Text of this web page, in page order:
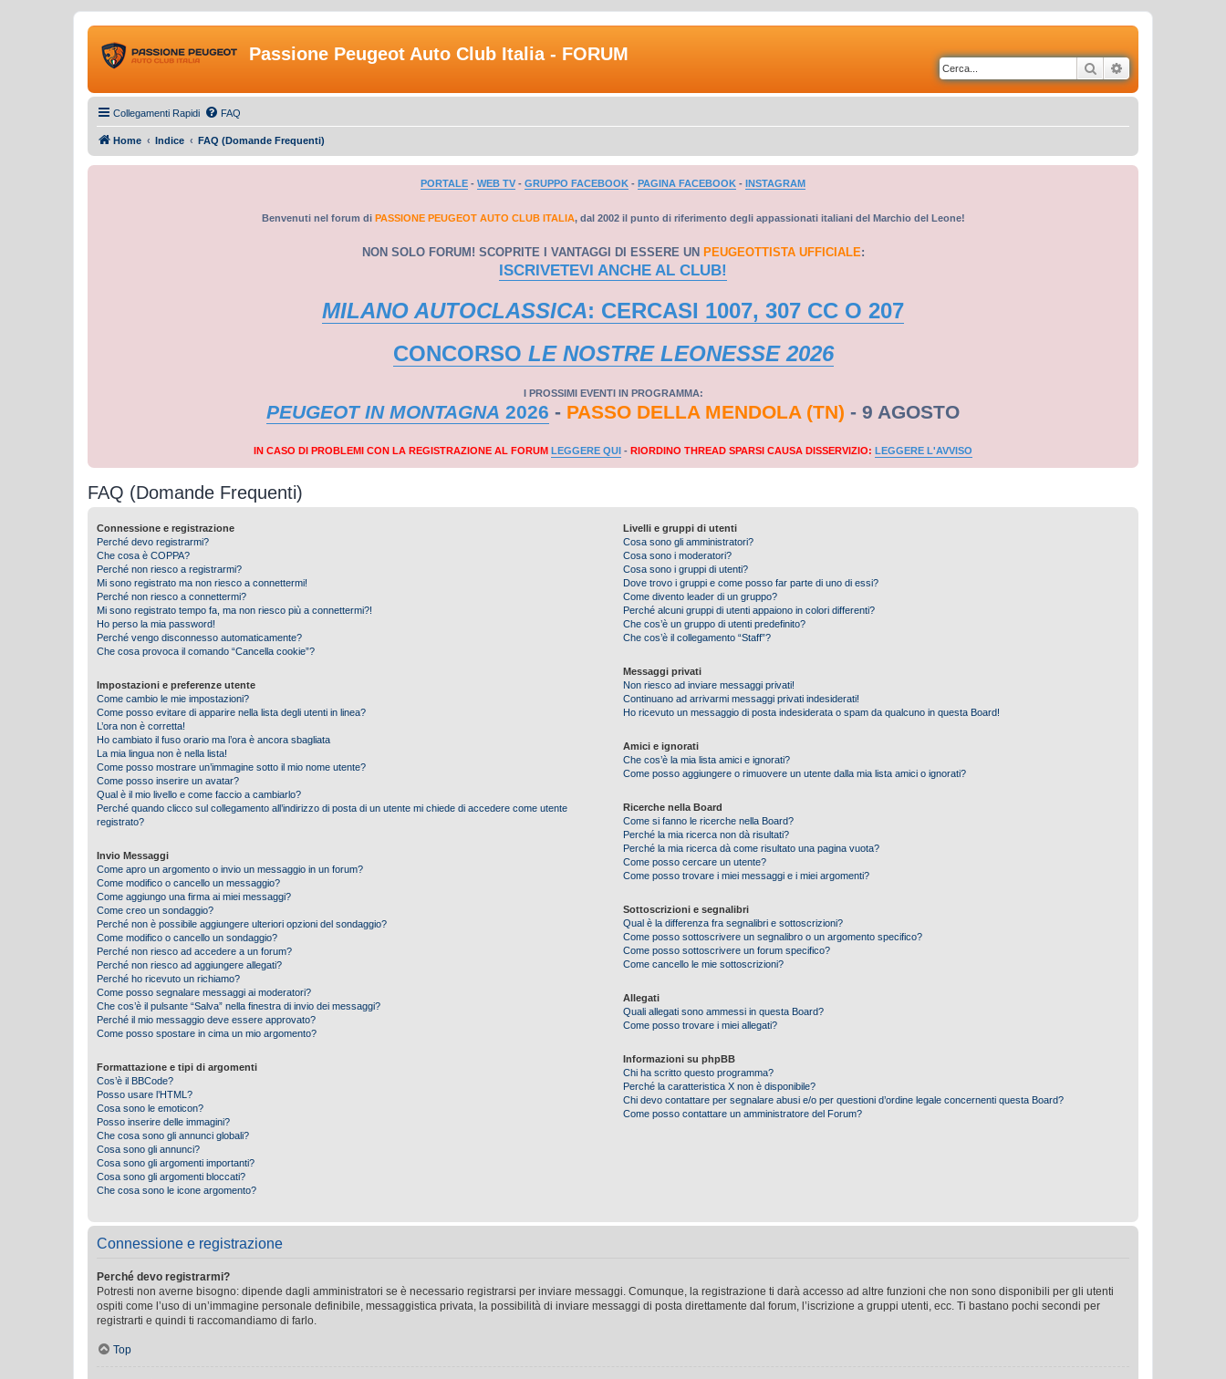
Passione Peugeot Auto Club Italia - FORUM
Cerca
Collegamenti Rapidi FAQ
Home Indice FAQ (Domande Frequenti)
PORTALE - WEB TV - GRUPPO FACEBOOK - PAGINA FACEBOOK - INSTAGRAM
Benvenuti nel forum di PASSIONE PEUGEOT AUTO CLUB ITALIA, dal 2002 il punto di riferimento degli appassionati italiani del Marchio del Leone!
NON SOLO FORUM! SCOPRITE I VANTAGGI DI ESSERE UN PEUGEOTTISTA UFFICIALE:
ISCRIVETEVI ANCHE AL CLUB!
MILANO AUTOCLASSICA: CERCASI 1007, 307 CC O 207
CONCORSO LE NOSTRE LEONESSE 2026
I PROSSIMI EVENTI IN PROGRAMMA:
PEUGEOT IN MONTAGNA 2026 - PASSO DELLA MENDOLA (TN) - 9 AGOSTO
IN CASO DI PROBLEMI CON LA REGISTRAZIONE AL FORUM LEGGERE QUI - RIORDINO THREAD SPARSI CAUSA DISSERVIZIO: LEGGERE L'AVVISO
FAQ (Domande Frequenti)
Connessione e registrazione
Perché devo registrarmi?
Che cosa è COPPA?
Perché non riesco a registrarmi?
Mi sono registrato ma non riesco a connettermi!
Perché non riesco a connettermi?
Mi sono registrato tempo fa, ma non riesco più a connettermi?!
Ho perso la mia password!
Perché vengo disconnesso automaticamente?
Che cosa provoca il comando “Cancella cookie”?
Impostazioni e preferenze utente
Come cambio le mie impostazioni?
Come posso evitare di apparire nella lista degli utenti in linea?
L’ora non è corretta!
Ho cambiato il fuso orario ma l’ora è ancora sbagliata
La mia lingua non è nella lista!
Come posso mostrare un’immagine sotto il mio nome utente?
Come posso inserire un avatar?
Qual è il mio livello e come faccio a cambiarlo?
Perché quando clicco sul collegamento all’indirizzo di posta di un utente mi chiede di accedere come utente
registrato?
Invio Messaggi
Come apro un argomento o invio un messaggio in un forum?
Come modifico o cancello un messaggio?
Come aggiungo una firma ai miei messaggi?
Come creo un sondaggio?
Perché non è possibile aggiungere ulteriori opzioni del sondaggio?
Come modifico o cancello un sondaggio?
Perché non riesco ad accedere a un forum?
Perché non riesco ad aggiungere allegati?
Perché ho ricevuto un richiamo?
Come posso segnalare messaggi ai moderatori?
Che cos’è il pulsante “Salva” nella finestra di invio dei messaggi?
Perché il mio messaggio deve essere approvato?
Come posso spostare in cima un mio argomento?
Formattazione e tipi di argomenti
Cos’è il BBCode?
Posso usare l’HTML?
Cosa sono le emoticon?
Posso inserire delle immagini?
Che cosa sono gli annunci globali?
Cosa sono gli annunci?
Cosa sono gli argomenti importanti?
Cosa sono gli argomenti bloccati?
Che cosa sono le icone argomento?
Livelli e gruppi di utenti
Cosa sono gli amministratori?
Cosa sono i moderatori?
Cosa sono i gruppi di utenti?
Dove trovo i gruppi e come posso far parte di uno di essi?
Come divento leader di un gruppo?
Perché alcuni gruppi di utenti appaiono in colori differenti?
Che cos’è un gruppo di utenti predefinito?
Che cos’è il collegamento “Staff”?
Messaggi privati
Non riesco ad inviare messaggi privati!
Continuano ad arrivarmi messaggi privati indesiderati!
Ho ricevuto un messaggio di posta indesiderata o spam da qualcuno in questa Board!
Amici e ignorati
Che cos’è la mia lista amici e ignorati?
Come posso aggiungere o rimuovere un utente dalla mia lista amici o ignorati?
Ricerche nella Board
Come si fanno le ricerche nella Board?
Perché la mia ricerca non dà risultati?
Perché la mia ricerca dà come risultato una pagina vuota?
Come posso cercare un utente?
Come posso trovare i miei messaggi e i miei argomenti?
Sottoscrizioni e segnalibri
Qual è la differenza fra segnalibri e sottoscrizioni?
Come posso sottoscrivere un segnalibro o un argomento specifico?
Come posso sottoscrivere un forum specifico?
Come cancello le mie sottoscrizioni?
Allegati
Quali allegati sono ammessi in questa Board?
Come posso trovare i miei allegati?
Informazioni su phpBB
Chi ha scritto questo programma?
Perché la caratteristica X non è disponibile?
Chi devo contattare per segnalare abusi e/o per questioni d’ordine legale concernenti questa Board?
Come posso contattare un amministratore del Forum?
Connessione e registrazione
Perché devo registrarmi?
Potresti non averne bisogno: dipende dagli amministratori se è necessario registrarsi per inviare messaggi. Comunque, la registrazione ti darà accesso ad altre funzioni che non sono disponibili per gli utenti
ospiti come l’uso di un’immagine personale definibile, messaggistica privata, la possibilità di inviare messaggi di posta direttamente dal forum, l’iscrizione a gruppi utenti, ecc. Ti bastano pochi secondi per
registrarti e quindi ti raccomandiamo di farlo.
Top